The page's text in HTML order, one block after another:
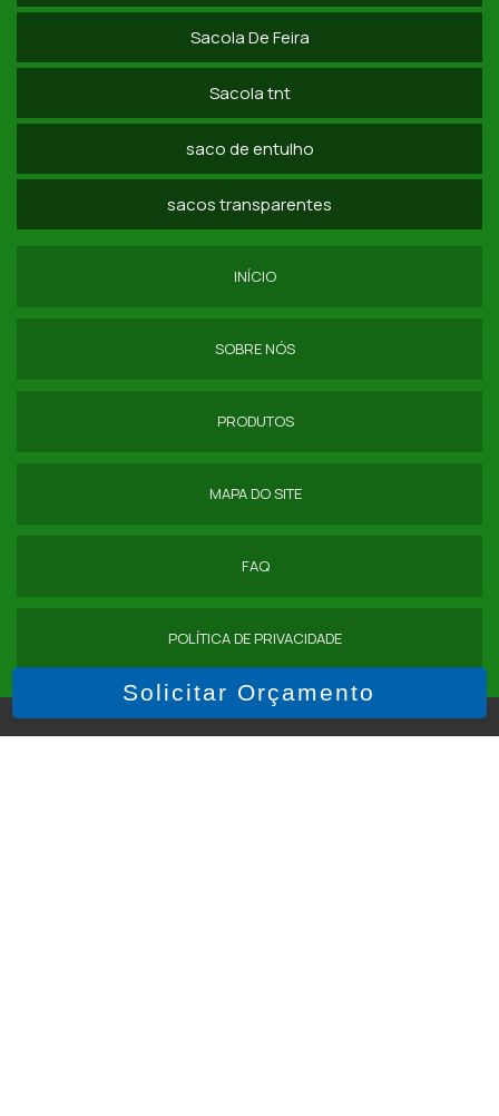
Solicitar Orçamento
SACOLAS ECOLÓGICAS RÁFIA
COMPRAR SACO DE RAFIA SP
SACOLA DE RAFIA COM ALÇA PREÇO
SACOLA RAFIA GRANDE SP
COMPRA DE SACOS LAMINADOS
EMBALAGEM PARA CARVÃO
EMBALAGEM PARA LENHA
EMBALAGEM SACO DE RÁFIA
Sacola De Feira
Sacola tnt
saco de entulho
sacos transparentes
INÍCIO
SOBRE NÓS
PRODUTOS
MAPA DO SITE
FAQ
POLÍTICA DE PRIVACIDADE
Copyright © Brindes e Sacolas. (Lei 9610 de 19/02/1998)